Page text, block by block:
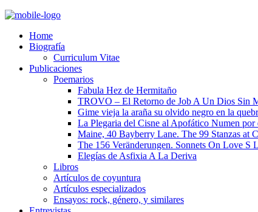
Home
Biografía
Curriculum Vitae​
Publicaciones
Poemarios
Fabula Hez de Hermitaño
TROVO – El Retorno de Job A Un Dios Sin
Gime vieja la araña su olvido negro en la
La Plegaria del Cisne al Apofático Numen por
Maine, 40 Bayberry Lane. The 99 Stanzas at
The 156 Veränderungen. Sonnets On Love S
Elegías de Asfixia A La Deriva
Libros
Artículos de coyuntura
Artículos especializados
Ensayos: rock, género, y similares